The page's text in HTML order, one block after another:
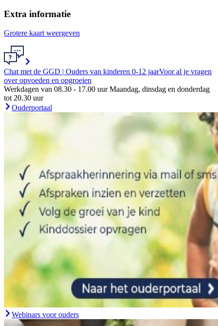
Extra informatie
Grotere kaart weergeven
Chat met de GGD | Ouders van kinderen 0-12 jaarVoor al je vragen
over opvoeden en opgroeien
Werkdagen van 08.30 - 17.00 uur Maandag, dinsdag en donderdag
tot 20.30 uur
Ouderportaal
Webinars voor ouders